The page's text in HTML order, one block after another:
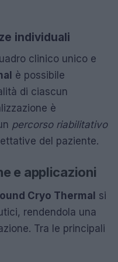
individuali
clinico unico e
è possibile
di ciascun
è
percorso riabilitativo
del paziente.
e applicazioni
Cryo Thermal si
rendendola una
Tra le principali